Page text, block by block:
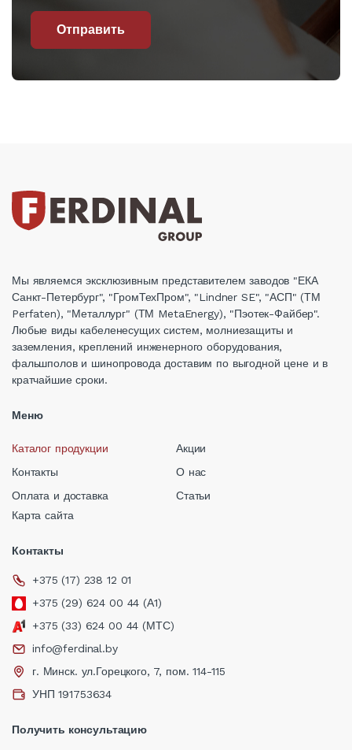
Отправить
Мы являемся эксклюзивным представителем заводов "ЕКА
Санкт-Петербург", "ГромТехПром", "Lindner SE", "АСП" (ТМ
Perfaten), "Металлург" (ТМ MetaEnergy), "Пэотек-Файбер".
Любые виды кабеленесущих систем, молниезащиты и
заземления, креплений инженерного оборудования,
фальшполов и шинопровода доставим по выгодной цене и в
кратчайшие сроки.
Меню
Каталог продукции
Акции
Контакты
О нас
Оплата и доставка
Статьи
Карта сайта
Контакты
+375 (17) 238 12 01
+375 (29) 624 00 44 (А1)
+375 (33) 624 00 44 (МТС)
info@ferdinal.by
г. Минск. ул.Горецкого, 7, пом. 114-115
УНП 191753634
Получить консультацию